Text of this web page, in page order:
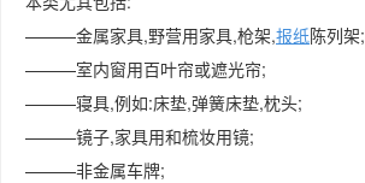
———金属家具,野营用家具,枪架,报纸陈列架;
———室内窗用百叶帘或遮光帘;
———寝具,例如:床垫,弹簧床垫,枕头;
———镜子,家具用和梳妆用镜;
———非金属车牌;